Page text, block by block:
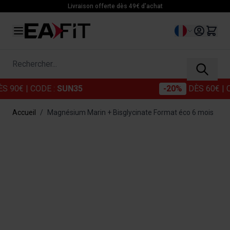
Livraison offerte dès 49€ d'achat
Langue
Rechercher...
| CODE :SUN35 DÈS 60€| CODE
Accueil / Magnésium Marin + Bisglycinate Format éco 6 mois